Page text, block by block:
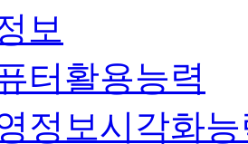
보
터활용능력
정보시각화